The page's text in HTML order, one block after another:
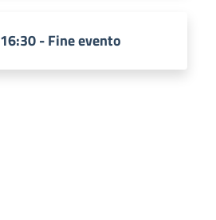
16:30 - Fine evento